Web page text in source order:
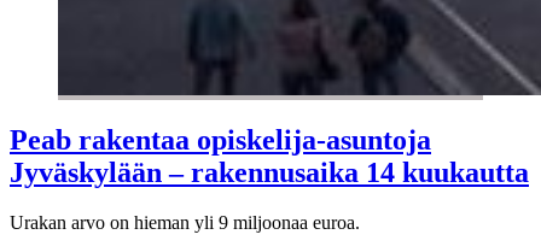
Peab rakentaa opiskelija-asuntoja
Jyväskylään – rakennusaika 14 kuukautta
Urakan arvo on hieman yli 9 miljoonaa euroa.